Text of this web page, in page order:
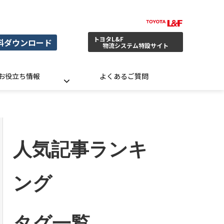
ダウンロード トヨタL&F
物流システム特設サイト
役立ち情報 よくあるご質問
人気記事ランキ
ング